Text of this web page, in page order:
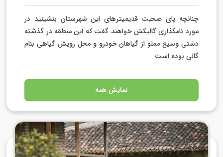
چنانچه پای صحبت قدیمی­ترهای این شهرستان بنشینید در
مورد نامگذاری گالیکش خواهند گفت که این منطقه در گذشته
دشتی وسیع مملو از گیاهان خودرو و محل رویش گیاهی بنام
گالی بوده است
نمایش همه